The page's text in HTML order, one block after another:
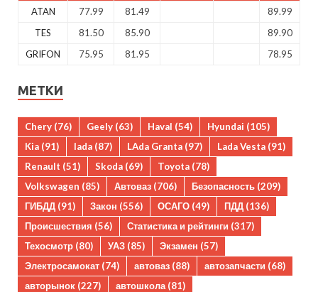
ATAN 77.99 81.49
89.99
TES
81.50 85.90
89.90
GRIFON
75.95 81.95 78.95
МЕТКИ
Chery (76) Geely (63) Haval (54) Hyundai (105)
Kia (91) lada (87) LAda Granta (97) Lada Vesta (91)
Renault (51) Skoda (69) Toyota (78)
Volkswagen (85) Автоваз (706) Безопасность (209)
ГИБДД (91) Закон (556) ОСАГО (49) ПДД (136)
Происшествия (56) Статистика и рейтинги (317)
Техосмотр (80) УАЗ (85) Экзамен (57)
Электросамокат (74) автоваз (88) автозапчасти (68)
авторынок (227) автошкола (81)